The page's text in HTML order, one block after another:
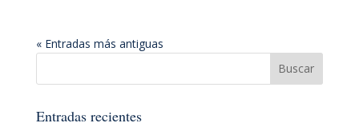
« Entradas más antiguas
Entradas recientes